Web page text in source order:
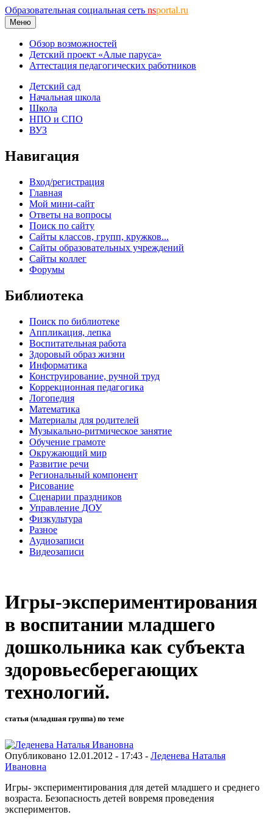
Образовательная социальная сеть nsportal.ru
Меню
Обзор возможностей
Детский проект «Алые паруса»
Аттестация педагогических работников
Детский сад
Начальная школа
Школа
НПО и СПО
ВУЗ
Навигация
Вход/регистрация
Главная
Мой мини-сайт
Ответы на вопросы
Поиск по сайту
Сайты классов, групп, кружков...
Сайты образовательных учреждений
Сайты коллег
Форумы
Библиотека
Поиск по библиотеке
Аппликация, лепка
Воспитательная работа
Здоровый образ жизни
Информатика
Конструирование, ручной труд
Коррекционная педагогика
Логопедия
Математика
Материалы для родителей
Музыкально-ритмическое занятие
Обучение грамоте
Окружающий мир
Развитие речи
Региональный компонент
Рисование
Сценарии праздников
Управление ДОУ
Физкультура
Разное
Аудиозаписи
Видеозаписи
Игры-экспериментирования
в воспитании младшего
дошкольника как субъекта
здоровьесберегающих
технологий.
статья (младшая группа) по теме
Опубликовано 12.01.2012 - 17:43 - Леденева Наталья
Ивановна
Игры- экспериментирования для детей младшего и среднего
возраста. Безопасность детей вовремя проведения
экспериментов.